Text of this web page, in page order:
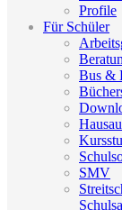
Profile
Für Schüler
Bus &
SMV